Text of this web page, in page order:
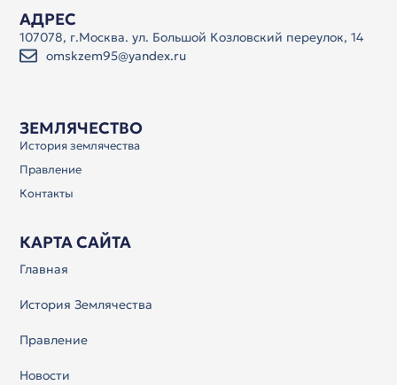
ЗЕМЛЯЧЕСТВО
История землячества
Правление
Контакты
КАРТА САЙТА
Главная
История Землячества
Правление
Новости
АДРЕС
107078, г.Москва. ул. Большой Козловский переулок, 14
omskzem95@yandex.ru